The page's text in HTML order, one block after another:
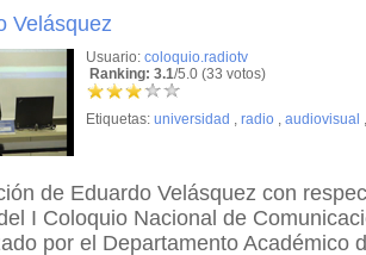
Velásquez
Usuario: coloquio.radiotv
Ranking: 3.1/5.0 (33 votos)
Etiquetas: universidad , radio , audiovisual
de Eduardo Velásquez con
I Coloquio Nacional de
por el Departamento Académico